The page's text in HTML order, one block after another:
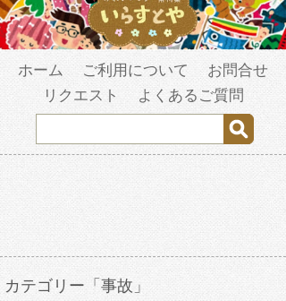
ホーム ご利用について
お問合せ
リクエスト
よくあるご質問
カテゴリー「事故」